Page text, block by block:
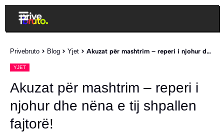
Privebruto > Blog > Yjet > Akuzat për mashtrim – reperi i njohur dhe nëna e tij shpallen fajtorë!
YJET
Akuzat për mashtrim – reperi i
njohur dhe nëna e tij shpallen
fajtorë!